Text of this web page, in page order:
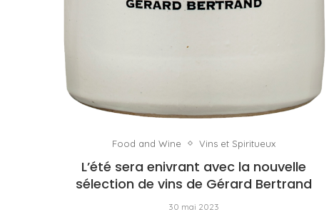
Food and Wine Vins et Spiritueux
L’été sera enivrant avec la nouvelle
sélection de vins de Gérard Bertrand
30 mai 2023